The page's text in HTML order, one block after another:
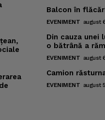
Balcon în
EVENIMENT august
Din cauza unei
o bătrână a
EVENIMENT august
Camion
EVENIMENT august